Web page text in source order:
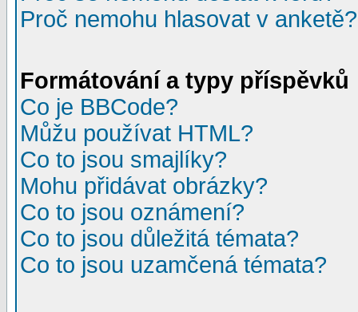
Proč nemohu hlasovat v anketě?
Formátování a typy příspěvků
Co je BBCode?
Můžu používat HTML?
Co to jsou smajlíky?
Mohu přidávat obrázky?
Co to jsou oznámení?
Co to jsou důležitá témata?
Co to jsou uzamčená témata?